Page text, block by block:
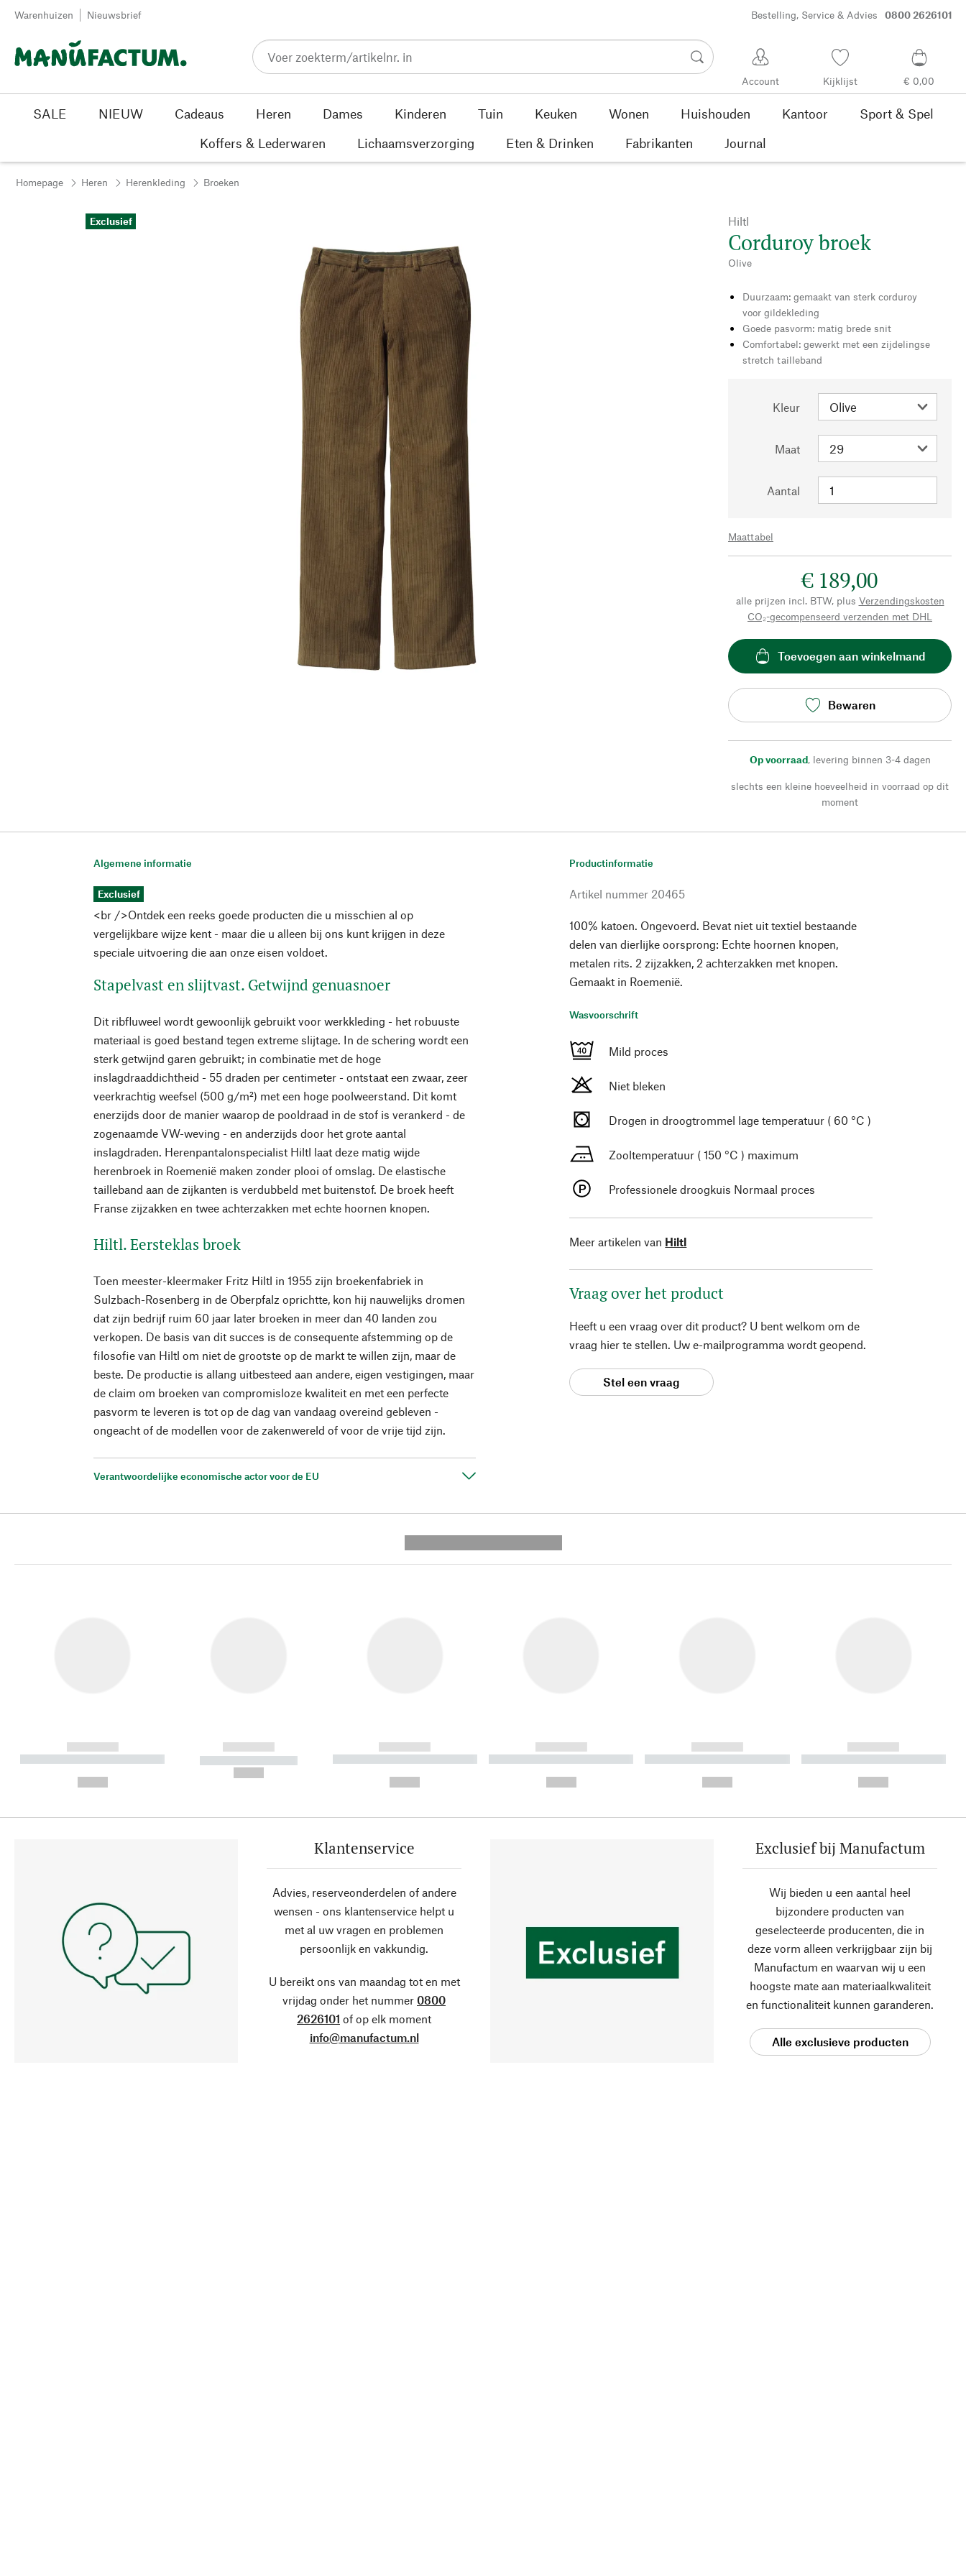
Passer au contenu
Warenhuizen Nieuwsbrief Bestelling, Service & Advies 0800 2626101
Account Kijklijst € 0,00
SALE NIEUW Cadeaus Heren Dames Kinderen Tuin Keuken Wonen Huishouden Kantoor
Sport & Spel
Koffers & Lederwaren
Lichaamsverzorging Eten & Drinken Fabrikanten Journal
Homepage Heren Herenkleding Broeken
Exclusief Hiltl
Corduroy broek
Olive
Duurzaam: gemaakt van sterk corduroy
voor gildekleding
Goede pasvorm: matig brede snit
Comfortabel: gewerkt met een zijdelingse
stretch tailleband
Kleur
Maat
Aantal
Maattabel
€ 189,00
alle prijzen incl. BTW, plus Verzendingskosten
CO₂-gecompenseerd verzenden met DHL
Toevoegen aan winkelmand
Bewaren
Op voorraad, levering binnen 3-4 dagen
slechts een kleine hoeveelheid in voorraad op dit
moment
Algemene informatie
Exclusief
<br />Ontdek een reeks goede producten die u misschien al op
vergelijkbare wijze kent - maar die u alleen bij ons kunt krijgen in deze
speciale uitvoering die aan onze eisen voldoet.
Stapelvast en slijtvast. Getwijnd genuasnoer
Dit ribfluweel wordt gewoonlijk gebruikt voor werkkleding - het robuuste
materiaal is goed bestand tegen extreme slijtage. In de schering wordt een
sterk getwijnd garen gebruikt; in combinatie met de hoge
inslagdraaddichtheid - 55 draden per centimeter - ontstaat een zwaar, zeer
veerkrachtig weefsel (500 g/m²) met een hoge poolweerstand. Dit komt
enerzijds door de manier waarop de pooldraad in de stof is verankerd - de
zogenaamde VW-weving - en anderzijds door het grote aantal
inslagdraden. Herenpantalonspecialist Hiltl laat deze matig wijde
herenbroek in Roemenië maken zonder plooi of omslag. De elastische
tailleband aan de zijkanten is verdubbeld met buitenstof. De broek heeft
Franse zijzakken en twee achterzakken met echte hoornen knopen.
Hiltl. Eersteklas broek
Toen meester-kleermaker Fritz Hiltl in 1955 zijn broekenfabriek in
Sulzbach-Rosenberg in de Oberpfalz oprichtte, kon hij nauwelijks dromen
dat zijn bedrijf ruim 60 jaar later broeken in meer dan 40 landen zou
verkopen. De basis van dit succes is de consequente afstemming op de
filosofie van Hiltl om niet de grootste op de markt te willen zijn, maar de
beste. De productie is allang uitbesteed aan andere, eigen vestigingen, maar
de claim om broeken van compromisloze kwaliteit en met een perfecte
pasvorm te leveren is tot op de dag van vandaag overeind gebleven -
ongeacht of de modellen voor de zakenwereld of voor de vrije tijd zijn.
Verantwoordelijke economische actor voor de EU
Productinformatie
Artikel nummer 20465
100% katoen. Ongevoerd. Bevat niet uit textiel bestaande
delen van dierlijke oorsprong: Echte hoornen knopen,
metalen rits. 2 zijzakken, 2 achterzakken met knopen.
Gemaakt in Roemenië.
Wasvoorschrift
Mild proces
Niet bleken
Drogen in droogtrommel lage temperatuur ( 60 °C )
Zooltemperatuur ( 150 °C ) maximum
Professionele droogkuis Normaal proces
Meer artikelen van Hiltl
Vraag over het product
Heeft u een vraag over dit product? U bent welkom om de
vraag hier te stellen. Uw e-mailprogramma wordt geopend.
Stel een vraag
------------
----------- ----------- ----------
------------
----------- -----------
------------
----------- ----------- ----------
------------
----------- ----------- ----------
------------
----------- ----------- ----------
------------
----------- ----------- ----------
Klantenservice
Advies, reserveonderdelen of andere
wensen - ons klantenservice helpt u
met al uw vragen en problemen
persoonlijk en vakkundig.
U bereikt ons van maandag tot en met
vrijdag onder het nummer 0800
2626101 of op elk moment
info@manufactum.nl
Exclusief bij Manufactum
Wij bieden u een aantal heel
bijzondere producten van
geselecteerde producenten, die in
deze vorm alleen verkrijgbaar zijn bij
Manufactum en waarvan wij u een
hoogste mate aan materiaalkwaliteit
en functionaliteit kunnen garanderen.
Alle exclusieve producten